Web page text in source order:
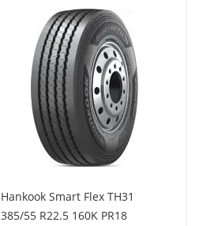
Hankook Smart Flex TH31
385/55 R22.5 160K PR18